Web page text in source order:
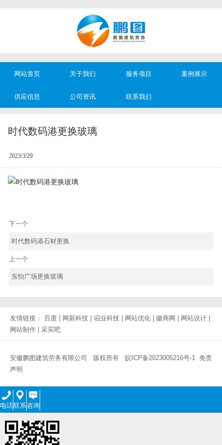
网站首页 关于我们 服务项目 案例展示
供应信息 公司资讯 联系我们
时代数码港更换玻璃
2023/3/29
下一个
时代数码港石材更换
上一个
东怡广场更换玻璃
友情链接： 百度 网新科技 诏业科技 网站优化 徽商网 网站设计
网站制作
采买吧
安徽鹏图建筑劳务有限公司 版权所有 皖ICP备2023005216号-1
免责
声明
电话联系 咨询